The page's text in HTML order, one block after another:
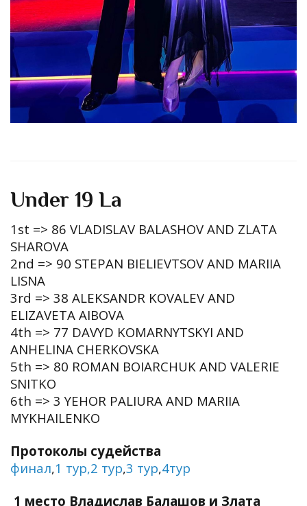
Under 19 La
1st => 86 VLADISLAV BALASHOV AND ZLATA
SHAROVA
2nd => 90 STEPAN BIELIEVTSOV AND MARIIA
LISNA
3rd => 38 ALEKSANDR KOVALEV AND
ELIZAVETA AIBOVA
4th => 77 DAVYD KOMARNYTSKYI AND
ANHELINA CHERKOVSKA
5th => 80 ROMAN BOIARCHUK AND VALERIE
SNITKO
6th => 3 YEHOR PALIURA AND MARIIA
MYKHAILENKO
Протоколы судейства
финал,1 тур,2 тур,3 тур,4тур
1 место Владислав Балашов и Злата